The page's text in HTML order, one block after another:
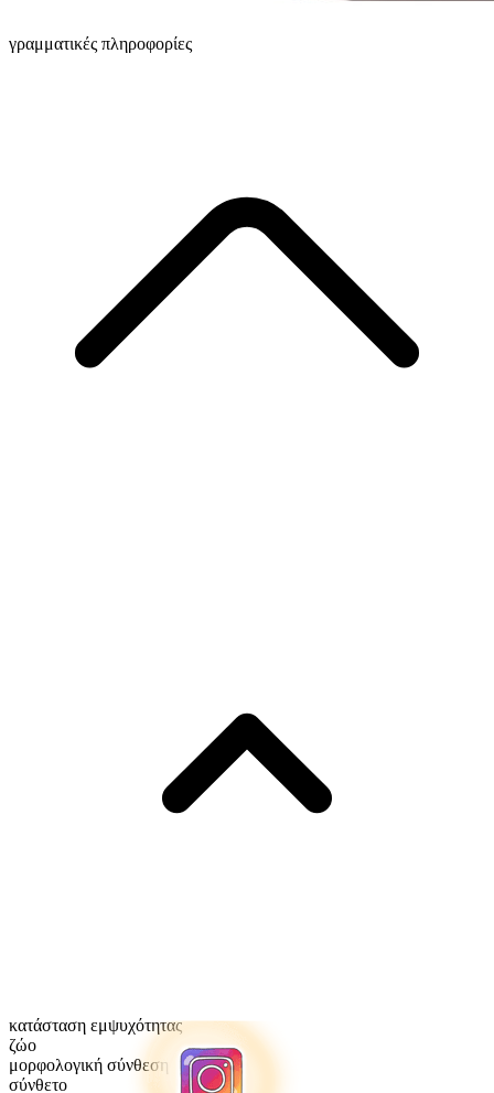
γραμματικές πληροφορίες
κατάσταση εμψυχότητας
ζώο
μορφολογική σύνθεση
σύνθετο